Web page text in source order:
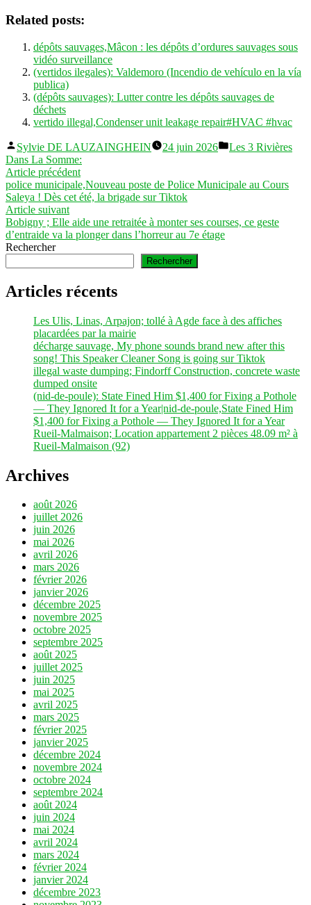
Related posts:
dépôts sauvages,Mâcon : les dépôts d’ordures sauvages sous
vidéo surveillance
(vertidos ilegales): Valdemoro (Incendio de vehículo en la vía
publica)
(dépôts sauvages): Lutter contre les dépôts sauvages de
déchets
vertido illegal,Condenser unit leakage repair#HVAC #hvac
Publié
par
Sylvie DE LAUZAINGHEIN 24 juin 2026
Publié
Les 3 Rivières
Dans La Somme:
Navigation
de
l’article
Article précédentArticle
précédent :
police municipale,Nouveau poste de Police Municipale au Cours
Saleya ! Dès cet été, la brigade sur Tiktok
Article suivantArticle
suivant :
Bobigny ; Elle aide une retraitée à monter ses courses, ce geste
d’entraide va la plonger dans l’horreur au 7e étage
Rechercher
Rechercher
Articles récents
Les Ulis, Linas, Arpajon; tollé à Agde face à des affiches
placardées par la mairie
décharge sauvage, My phone sounds brand new after this
song! This Speaker Cleaner Song is going sur Tiktok
illegal waste dumping; Findorff Construction, concrete waste
dumped onsite
(nid-de-poule): State Fined Him $1,400 for Fixing a Pothole
— They Ignored It for a Year|nid-de-poule,State Fined Him
$1,400 for Fixing a Pothole — They Ignored It for a Year
Rueil-Malmaison; Location appartement 2 pièces 48.09 m² à
Rueil-Malmaison (92)
Archives
août 2026
juillet 2026
juin 2026
mai 2026
avril 2026
mars 2026
février 2026
janvier 2026
décembre 2025
novembre 2025
octobre 2025
septembre 2025
août 2025
juillet 2025
juin 2025
mai 2025
avril 2025
mars 2025
février 2025
janvier 2025
décembre 2024
novembre 2024
octobre 2024
septembre 2024
août 2024
juin 2024
mai 2024
avril 2024
mars 2024
février 2024
janvier 2024
décembre 2023